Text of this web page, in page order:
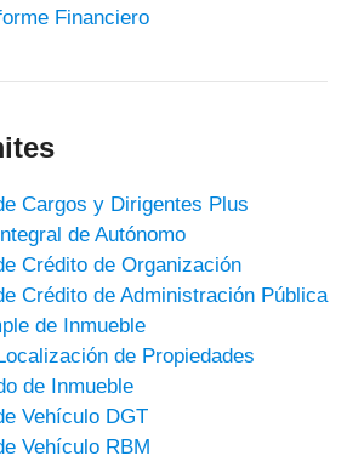
Financiero
Cargos y Dirigentes Plus
de Autónomo
Crédito de Organización
Crédito de Administración Pública
de Inmueble
de Propiedades
de Inmueble
Vehículo DGT
Vehículo RBM